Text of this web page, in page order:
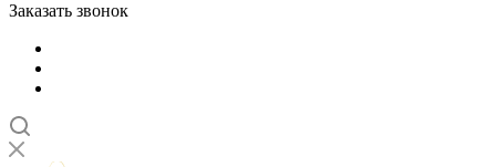
Заказать звонок